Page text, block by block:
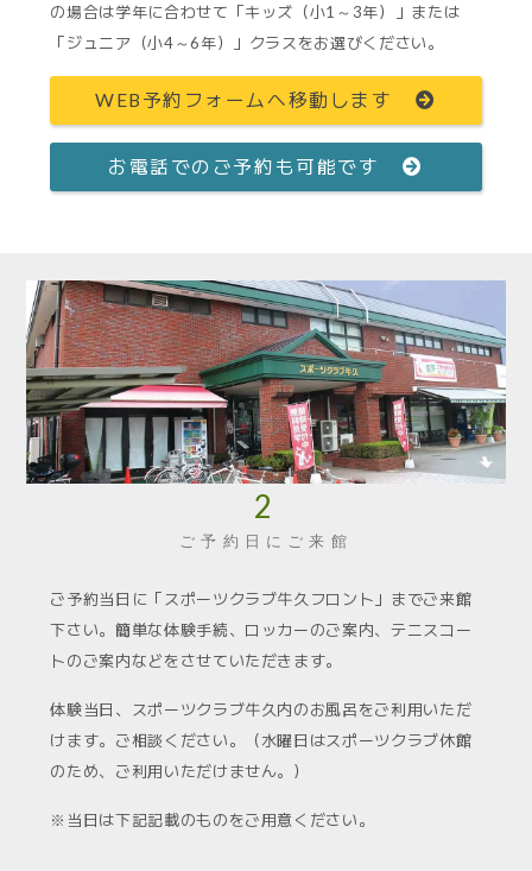
の場合は学年に合わせて「キッズ（小1～3年）」または
「ジュニア（小4～6年）」クラスをお選びください。
WEB予約フォームへ移動します
お電話でのご予約も可能です
2
ご予約日にご来館
ご予約当日に「スポーツクラブ牛久フロント」までご来館
下さい。簡単な体験手続、ロッカーのご案内、テニスコー
トのご案内などをさせていただきます。
体験当日、スポーツクラブ牛久内のお風呂をご利用いただ
けます。ご相談ください。（水曜日はスポーツクラブ休館
のため、ご利用いただけません。）
※当日は下記記載のものをご用意ください。